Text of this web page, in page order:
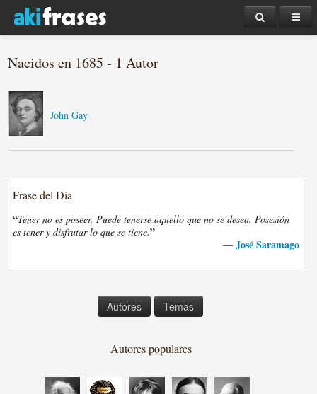
Nacidos en 1685 - 1 Autor
John Gay
Frase del Día
“Tener no es poseer. Puede tenerse aquello que no se desea. Posesión
es tener y disfrutar lo que se tiene.”
— José Saramago
Autores Temas
Autores populares